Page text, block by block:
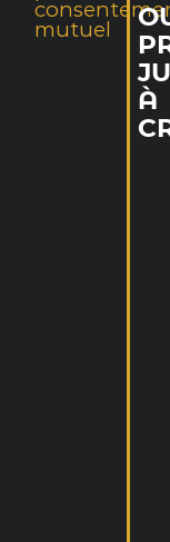
mutuel
À